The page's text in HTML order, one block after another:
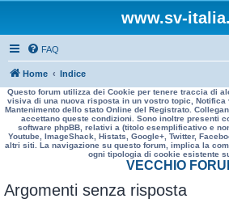
www.sv-
FAQ
Home Indice
Questo forum utilizza dei Cookie per tenere traccia di
visiva di una nuova risposta in un vostro topic,
Mantenimento dello stato Online del Registrato.
accettano queste condizioni. Sono inoltre presenti
software phpBB, relativi a (titolo esemplificativo e
Youtube, ImageShack, Histats, Google+, Twitter,
altri siti. La navigazione su questo forum, implica la
ogni tipologia di cookie esistente
VECCHIO
Argomenti senza risposta